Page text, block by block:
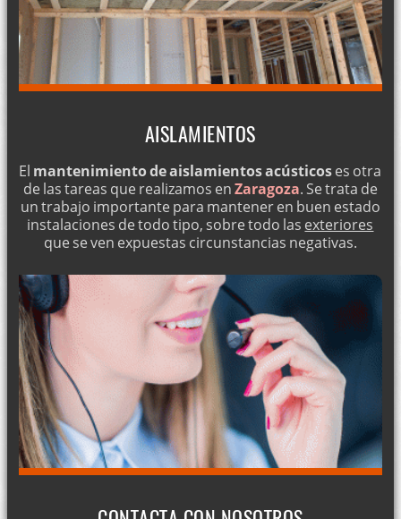
AISLAMIENTOS
El mantenimiento de aislamientos acústicoses otra
de las tareas que realizamos enZaragoza. Se trata de
un trabajo importante para mantener en buen estado
instalaciones de todo tipo, sobre todo las exteriores
que se ven expuestas circunstancias negativas.